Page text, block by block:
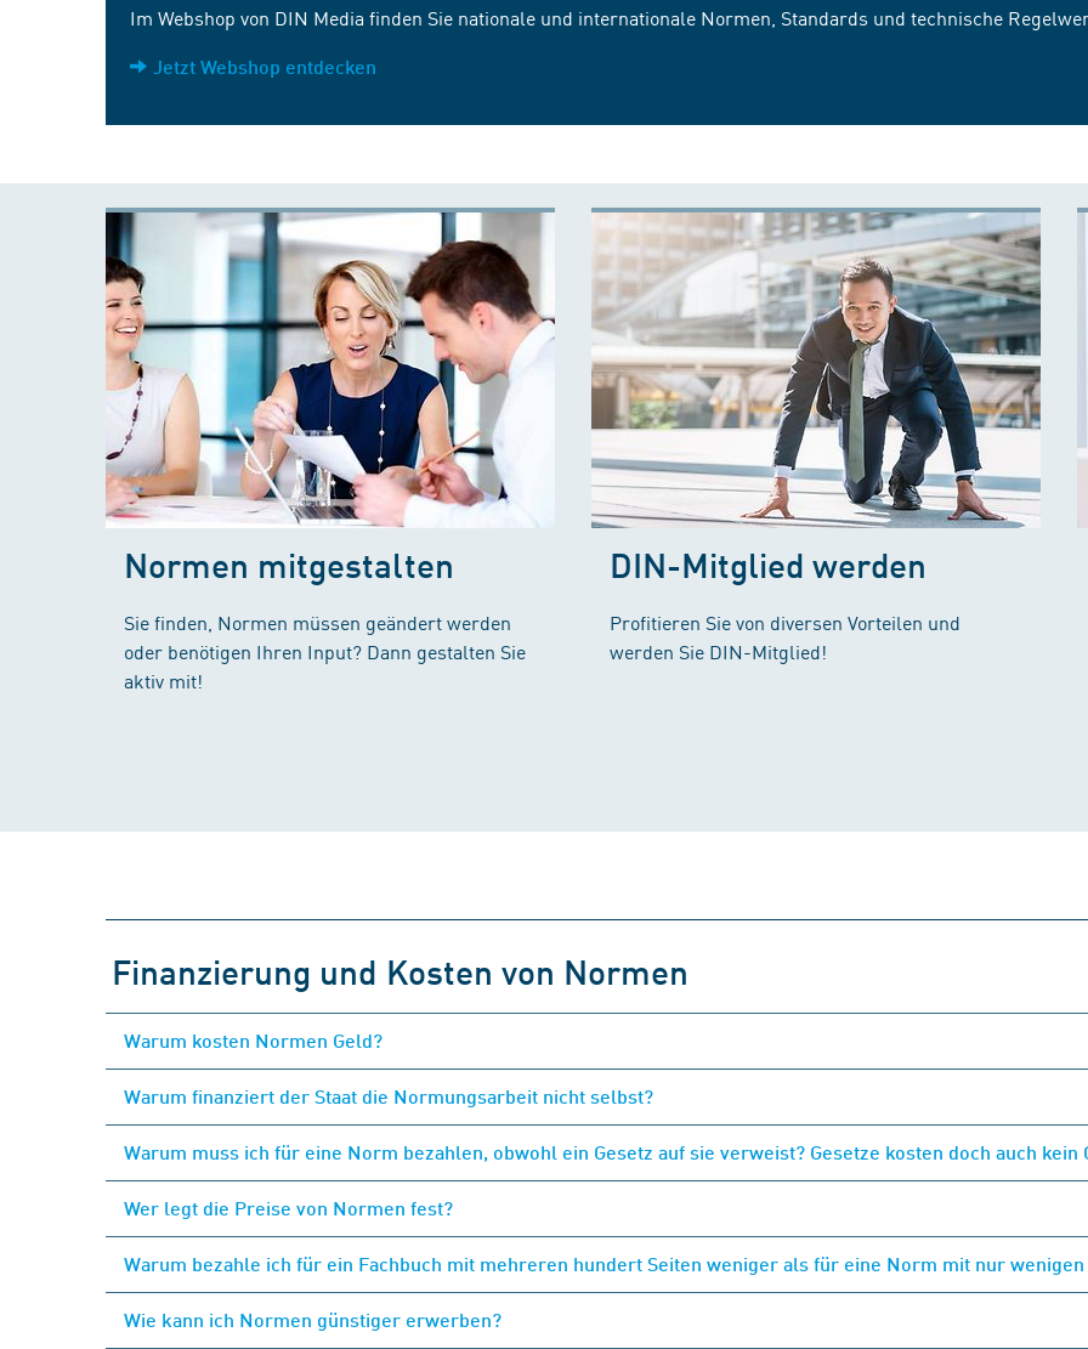
Im Webshop von DIN Media finden Sie nationale und internationale Normen, Standards und technische
Jetzt Webshop entdecken
Normen mitgestalten
Sie finden, Normen müssen geändert werden
oder benötigen Ihren Input? Dann gestalten Sie
aktiv mit!
DIN-Mitglied werden
Profitieren Sie von diversen Vorteilen und
werden Sie DIN-Mitglied!
Finanzierung und Kosten von Normen
Warum kosten Normen Geld?
Warum finanziert der Staat die Normungsarbeit nicht selbst?
Warum muss ich für eine Norm bezahlen, obwohl ein Gesetz auf sie verweist? Gesetze kosten doch auch kein
Wer legt die Preise von Normen fest?
Warum bezahle ich für ein Fachbuch mit mehreren hundert Seiten weniger als für eine Norm mit nur wenigen
Wie kann ich Normen günstiger erwerben?